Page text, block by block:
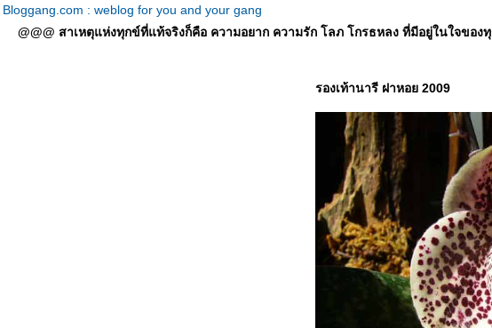
Bloggang.com : weblog for you and your gang
@@@ สาเหตุแห่งทุกข์ที่แท้จริงก็คือ ความอยาก ความรัก โลภ โกรธหลง ที่มีอยู่ในใจขอ
รองเท้านารี ฝาหอย 2009